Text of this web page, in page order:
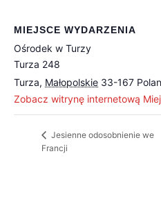
MIEJSCE WYDARZENIA
Ośrodek w Turzy
Turza 248
Turza, Małopolskie 33-167
Zobacz witrynę internetową
Jesienne odosobnienie we
Francji